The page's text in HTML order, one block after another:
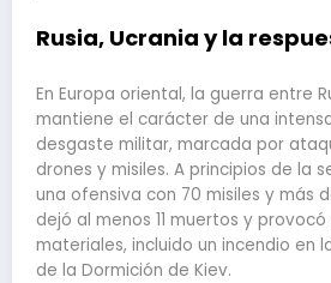
Rusia, Ucrania y la
En Europa oriental, la guerra entre
mantiene el carácter de una
desgaste militar, marcada por
drones y misiles. A principios de la
una ofensiva con 70 misiles y más
dejó al menos 11 muertos y
materiales, incluido un incendio en
de la Dormición de Kiev.